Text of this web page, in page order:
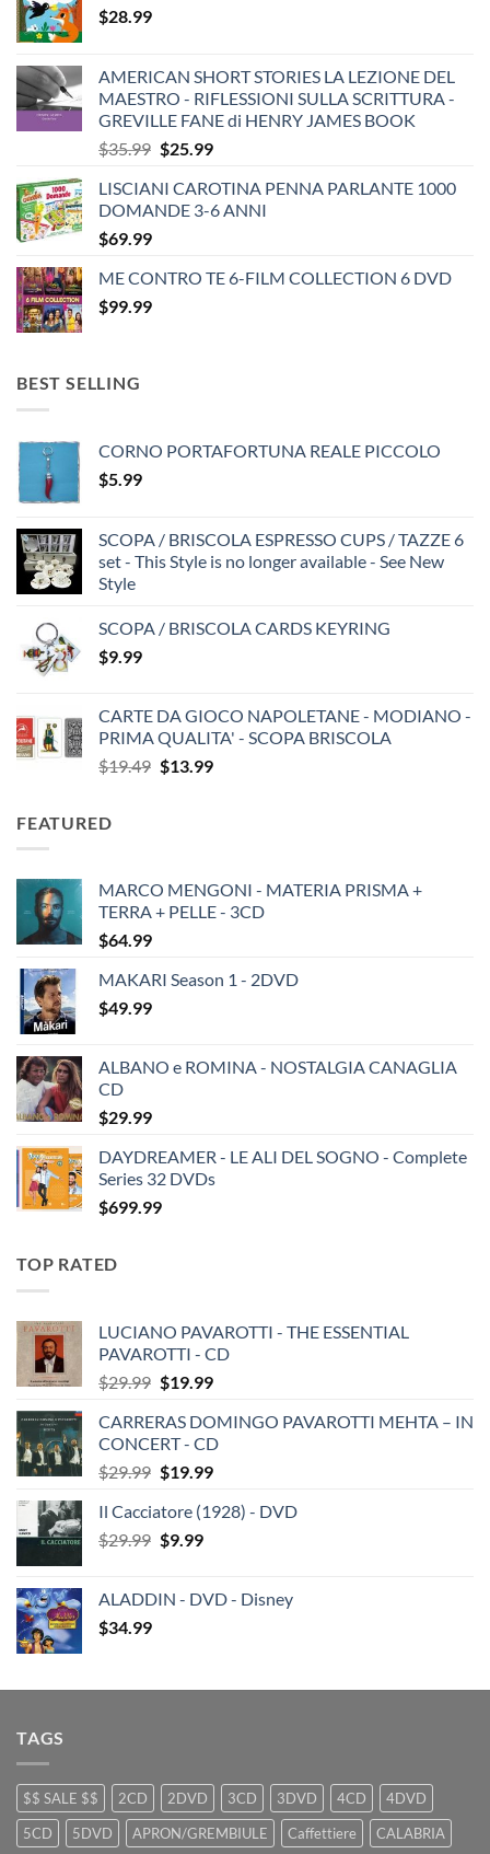
$28.99
AMERICAN SHORT STORIES LA LEZIONE DEL
MAESTRO - RIFLESSIONI SULLA SCRITTURA -
GREVILLE FANE di HENRY JAMES BOOK
$35.99 Original
was:
$35.99.
$25.99Current
is:
$25.99.
LISCIANI CAROTINA PENNA PARLANTE 1000
DOMANDE 3-6 ANNI
$69.99
ME CONTRO TE 6-FILM COLLECTION 6 DVD
$99.99
BEST SELLING
CORNO PORTAFORTUNA REALE PICCOLO
$5.99
SCOPA / BRISCOLA ESPRESSO CUPS / TAZZE 6
set - This Style is no longer available - See New
Style
SCOPA / BRISCOLA CARDS KEYRING
$9.99
CARTE DA GIOCO NAPOLETANE - MODIANO -
PRIMA QUALITA' - SCOPA BRISCOLA
$19.49 Original
$13.99Current
FEATURED
MARCO MENGONI - MATERIA PRISMA +
TERRA + PELLE - 3CD
$64.99
MAKARI Season 1 - 2DVD
$49.99
ALBANO e ROMINA - NOSTALGIA CANAGLIA
CD
$29.99
DAYDREAMER - LE ALI DEL SOGNO - Complete
Series 32 DVDs
$699.99
TOP RATED
LUCIANO PAVAROTTI - THE ESSENTIAL
PAVAROTTI - CD
$29.99 Original
was:
$29.99.
$19.99Current
is:
$19.99.
CARRERAS DOMINGO PAVAROTTI MEHTA – IN
CONCERT - CD
$29.99 Original
was:
$29.99.
$19.99Current
is:
Il Cacciatore (1928) - DVD
$29.99 Original
$29.99.
$9.99Current
$9.99.
ALADDIN - DVD - Disney
$34.99
TAGS
$$ SALE $$ 2CD 2DVD 3CD 3DVD 4CD
4DVD
5CD
5DVD APRON/GREMBIULE Caffettiere CALABRIA